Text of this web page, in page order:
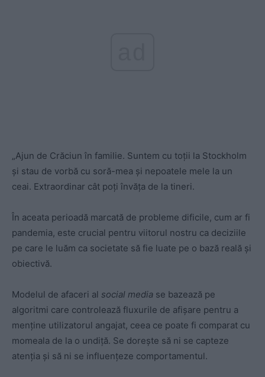
„Ajun de Crăciun în familie. Suntem cu toții la Stockholm
și stau de vorbă cu soră-mea și nepoatele mele la un
ceai. Extraordinar cât poți învăța de la tineri.
În aceata perioadă marcată de probleme dificile, cum ar fi
pandemia, este crucial pentru viitorul nostru ca deciziile
pe care le luăm ca societate să fie luate pe o bază reală și
obiectivă.
Modelul de afaceri al social media se bazează pe
algoritmi care controlează fluxurile de afișare pentru a
menține utilizatorul angajat, ceea ce poate fi comparat cu
momeala de la o undiță. Se dorește să ni se capteze
atenția și să ni se influențeze comportamentul.